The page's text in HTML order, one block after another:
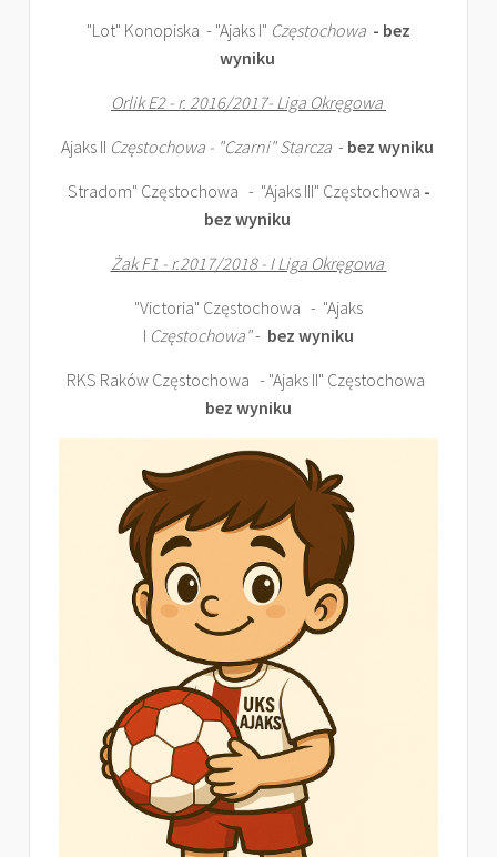
"Lot" Konopiska - "Ajaks I" Częstochowa - bez
wyniku
Orlik E2 - r. 2016/2017- Liga Okręgowa
Ajaks II Częstochowa - "Czarni" Starcza - bez wyniku
Stradom" Częstochowa - "Ajaks III" Częstochowa -
bez wyniku
Żak F1 - r.2017/2018 - I Liga Okręgowa
"Victoria" Częstochowa - "Ajaks
I Częstochowa"- bez wyniku
RKS Raków Częstochowa - "Ajaks II" Częstochowa
bez wyniku